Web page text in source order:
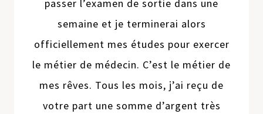
passer l’examen de sortie dans une
semaine et je terminerai alors
officiellement mes études pour exercer
le métier de médecin. C’est le métier de
mes rêves. Tous les mois, j’ai reçu de
votre part une somme d’argent très